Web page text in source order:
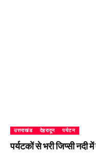
उत्तराखंड देहरादून पर्यटन
पर्यटकों से भरी जिप्सी नदी